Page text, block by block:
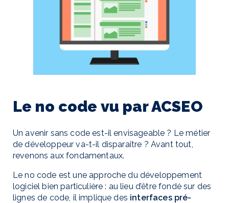
Le no code vu par ACSEO
Un avenir sans code est-il envisageable ? Le métier
de développeur va-t-il disparaître ? Avant tout,
revenons aux fondamentaux.
Le no code est une approche du développement
logiciel bien particulière : au lieu d’être fondé sur des
lignes de code, il implique des interfaces pré-